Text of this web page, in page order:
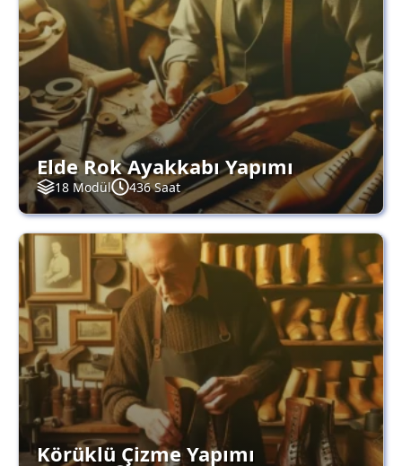
Elde Rok Ayakkabı Yapımı
18 Modül 436 Saat
Körüklü Çizme Yapımı